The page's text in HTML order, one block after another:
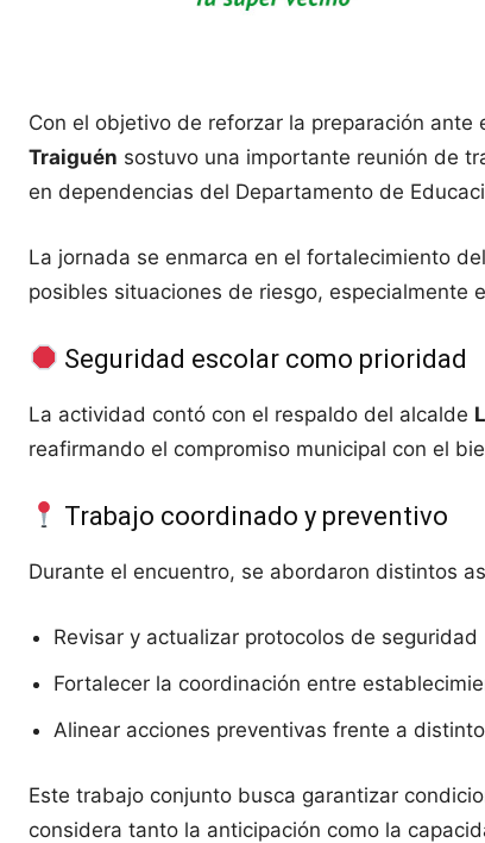
Con el objetivo de reforzar la preparación
Traiguén sostuvo una importante reunión de
en dependencias del Departamento de
La jornada se enmarca en el fortalecimiento del
posibles situaciones de riesgo, especialmente
Seguridad escolar como prioridad
La actividad contó con el respaldo del alcalde
reafirmando el compromiso municipal con el
Trabajo coordinado y preventivo
Durante el encuentro, se abordaron distintos
Revisar y actualizar protocolos de seguridad
Fortalecer la coordinación entre
Alinear acciones preventivas frente a
Este trabajo conjunto busca garantizar
considera tanto la anticipación como la